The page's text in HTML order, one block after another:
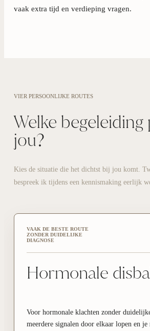
vaak extra tijd en verdieping vragen.
VIER PERSOONLIJKE ROUTES
Welke begeleiding
jou?
Kies de situatie die het dichtst bij jou komt.
bespreek ik tijdens een kennismaking eerlijk
VAAK DE BESTE ROUTE
ZONDER DUIDELIJKE
DIAGNOSE
Hormonale
Voor hormonale klachten zonder
meerdere signalen door elkaar lopen en